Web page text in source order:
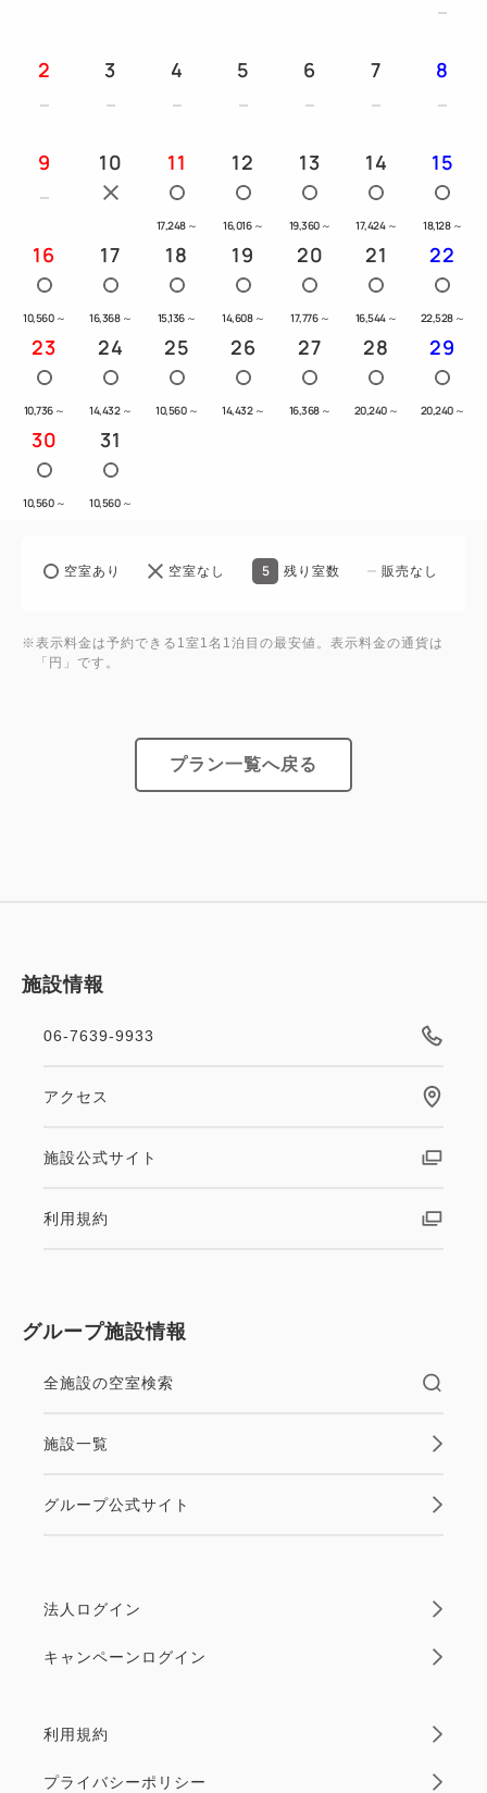
2 3 4 5 6 7 8
9 10 11
17,248 ～
12
16,016 ～
13
19,360 ～
14
17,424 ～
15
18,128 ～
16
10,560 ～
17
16,368 ～
18
15,136 ～
19
14,608 ～
20
17,776 ～
21
16,544 ～
22
22,528 ～
23
10,736 ～
24
14,432 ～
25
10,560 ～
26
14,432 ～
27
16,368 ～
28
20,240 ～
29
20,240 ～
30
10,560 ～
31
10,560 ～
空室あり 空室なし 5 残り室数 販売なし
※表示料金は予約できる1室1名1泊目の最安値。表示料金の通貨は
「円」です。
プラン一覧へ戻る
施設情報
06-7639-9933
アクセス
施設公式サイト
利用規約
グループ施設情報
全施設の空室検索
施設一覧
グループ公式サイト
法人ログイン
キャンペーンログイン
利用規約
プライバシーポリシー